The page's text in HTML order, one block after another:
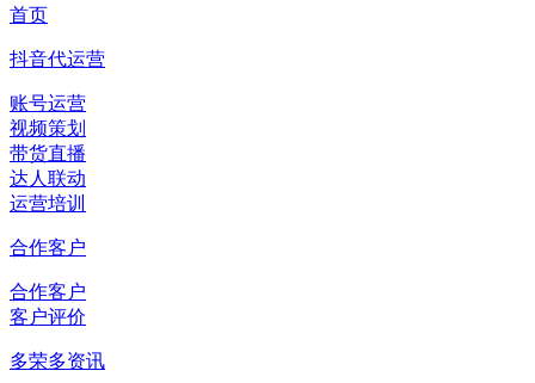
首页
抖音代运营
账号运营
视频策划
带货直播
达人联动
运营培训
合作客户
合作客户
客户评价
多荣多资讯